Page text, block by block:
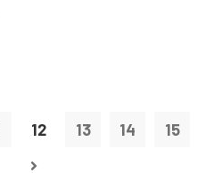
12 13 14 15